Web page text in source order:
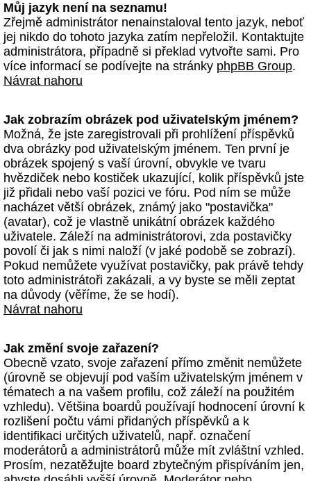
Můj jazyk není na seznamu!
Zřejmě administrátor nenainstaloval tento jazyk, neboť
jej nikdo do tohoto jazyka zatím nepřeložil. Kontaktujte
administrátora, případně si překlad vytvořte sami. Pro
více informací se podívejte na stránky phpBB Group.
Návrat nahoru
Jak zobrazím obrázek pod uživatelským jménem?
Možná, že jste zaregistrovali při prohlížení příspěvků
dva obrázky pod uživatelským jménem. Ten první je
obrázek spojený s vaší úrovní, obvykle ve tvaru
hvězdiček nebo kostiček ukazující, kolik příspěvků jste
již přidali nebo vaší pozici ve fóru. Pod ním se může
nacházet větší obrázek, známý jako "postavička"
(avatar), což je vlastně unikátní obrázek každého
uživatele. Záleží na administrátorovi, zda postavičky
povolí či jak s nimi naloží (v jaké podobě se zobrazí).
Pokud nemůžete využívat postavičky, pak právě tehdy
toto administrátoři zakázali, a vy byste se měli zeptat
na důvody (věříme, že se hodí).
Návrat nahoru
Jak změní svoje zařazení?
Obecně vzato, svoje zařazení přímo změnit nemůžete
(úrovně se objevují pod vaším uživatelským jménem v
tématech a na vašem profilu, což záleží na použitém
vzhledu). Většina boardů používají hodnocení úrovní k
rozlišení počtu vámi přidaných příspěvků a k
identifikaci určitých uživatelů, např. označení
moderátorů a administrátorů může mít zvláštní vzhled.
Prosím, nezatěžujte board zbytečným přispíváním jen,